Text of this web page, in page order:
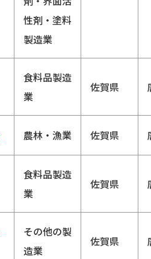
性剤・塗料
製造業
食料品製造
業
佐賀県
農林・漁業 佐賀県
食料品製造
業
佐賀県
その他の製
造業
佐賀県